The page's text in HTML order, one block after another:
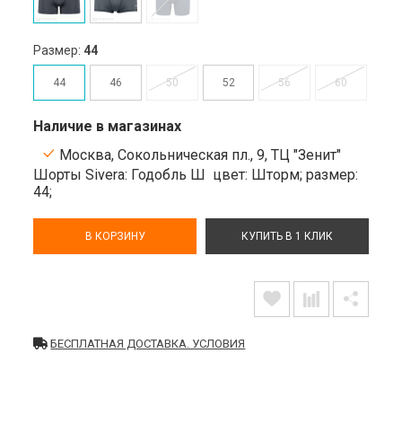
Размер:44
44 46 50 52 56 60
Наличие в магазинах
Москва, Сокольническая пл., 9, ТЦ "Зенит"
Шорты Sivera: Годобль Ш цвет: Шторм;размер:
44;
В КОРЗИНУ КУПИТЬ В 1 КЛИК
БЕСПЛАТНАЯ ДОСТАВКА. УСЛОВИЯ